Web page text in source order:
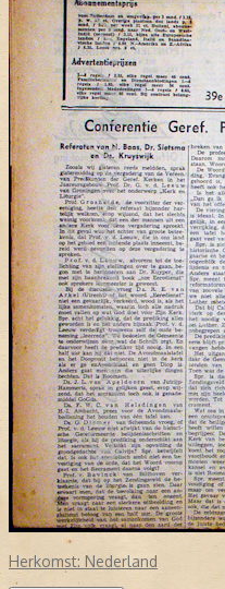
Herkomst: Nederland